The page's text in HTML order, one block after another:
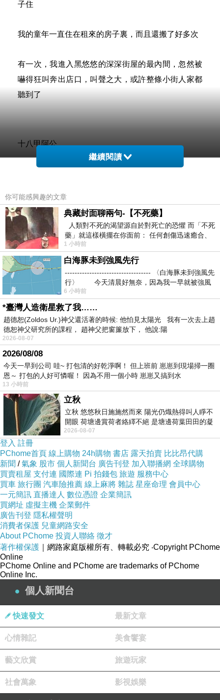
子住
我的童年一直住在租來的房子裏，而且還搬了好多次
有一次，我進入黑悠悠的深深街屋的最內間，忽然被
嚇得狂叫奔出店口，叫聲之大，或許整條小街人家都
聽到了
十八甲阿公
上一篇： 鳳飛飛的歌
下一篇：桃園大湖走走
繼續閱讀
你可能感興趣的文章
典藏封面聊兩句-【不死藥】
人類對不死的渴望源自於對死亡的恐懼 而「不死
藥」就這樣橫擺在你面前： 任何創傷迅速癒合、
停止衰老、痛覺消失…堪
1 小時前
白海豚未到強風先行
----------------------------------- 〈白海豚未到強風先
行〉 今天清晨好無奈，因為我一早就被強風
6 小時前
*臺灣人造衛星救了我……
趙德恕(Zoldos Ur.)神父還活著的時候: 他怕見太陽光 我有一次去上趙
德恕神父研究所的課程， 趙神父把窗簾放下， 他說:陽
2026-08-07
2026/08/08
今天一早到公司 哇~ 打包清的好乾淨啊！ 但上班前 崽崽到現場掃一圈
恩～ 打包的人好可憐喔！ 因為不用一個小時 崽崽又搞到水
13 小時前
立秋
立秋 悠悠秋日施施然而來 陽光仍熾熱得叫人睜不
開眼 荷塘邊賞荷者絡繹不絕 是塘邊荷葉田田的凝
望 風中飄逸的是映日荷花別樣紅
2026-08-07
登入 註冊
PChome首頁 線上購物 24h購物 書店 露天拍賣 比比昂代購
新聞 /氣象 股市 個人新聞台 廣告刊登 加入聯播網 全球購物
買賣租屋 支付連 國際連 Pi 拍錢包 旅遊 服務中心
買車 旅行團 汽車險推薦 線上麻將 雜誌 星座命理 會員中心
一元簡訊 直播達人 數位憑證 企業簡訊
買網址 虛擬主機 企業郵件
廣告刊登 隱私權聲明
消費者保護 兒童網路安全
About PChome 投資人聯絡 徵才
著作權保護 ｜網路家庭版權所有、轉載必究 ‧Copyright PChome
Online
PChome Online and PChome are trademarks of PChome
Online Inc.
個人新聞台
快速發文 最新文章
心情雜記 美食饗宴
藝文欣賞 旅遊玩家
社會萬象 影視娛樂